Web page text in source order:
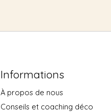
Informations
À propos de nous
Conseils et coaching déco